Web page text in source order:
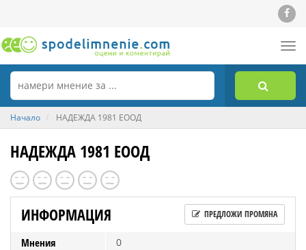
Начало НАДЕЖДА 1981 ЕООД
НАДЕЖДА 1981 ЕООД
ИНФОРМАЦИЯ ПРЕДЛОЖИ ПРОМЯНА
Мнения 0